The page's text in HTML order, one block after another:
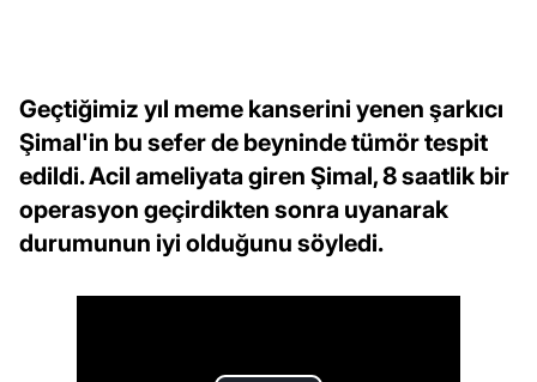
Geçtiğimiz yıl meme kanserini yenen şarkıcı
Şimal'in bu sefer de beyninde tümör tespit
edildi. Acil ameliyata giren Şimal, 8 saatlik bir
operasyon geçirdikten sonra uyanarak
durumunun iyi olduğunu söyledi.